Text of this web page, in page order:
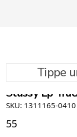
Tippe um zu suchen
Stüssy Lp
SKU: 1311165-0410
55